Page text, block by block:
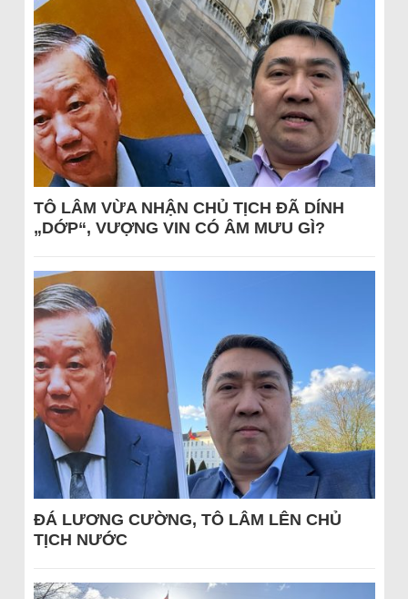
TÔ LÂM VỪA NHẬN CHỦ TỊCH ĐÃ DÍNH
„DỚP“, VƯỢNG VIN CÓ ÂM MƯU GÌ?
ĐÁ LƯƠNG CƯỜNG, TÔ LÂM LÊN CHỦ
TỊCH NƯỚC